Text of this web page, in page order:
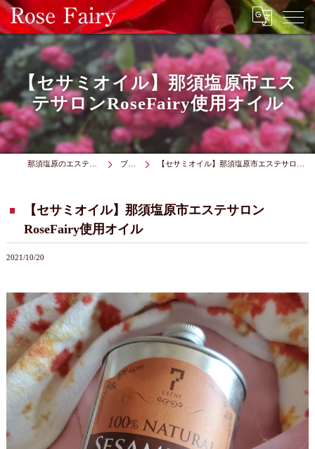
【セサミオイル】那須塩原市エス
テサロンRoseFairy使用オイル
ブログ 【セサミオイル】那須塩原市エステサロンRoseFairy使用オイル
【セサミオイル】那須塩原市エステサロン
RoseFairy使用オイル
2021/10/20